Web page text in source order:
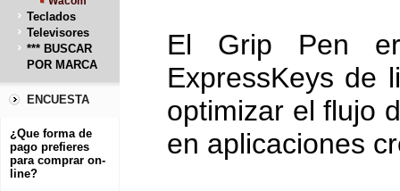
Teclados
Televisores
*** BUSCAR
POR MARCA
ENCUESTA
¿Que forma de
pago prefieres
para comprar on-
line?
El Grip Pen
ExpressKeys de
optimizar el flujo
en aplicaciones